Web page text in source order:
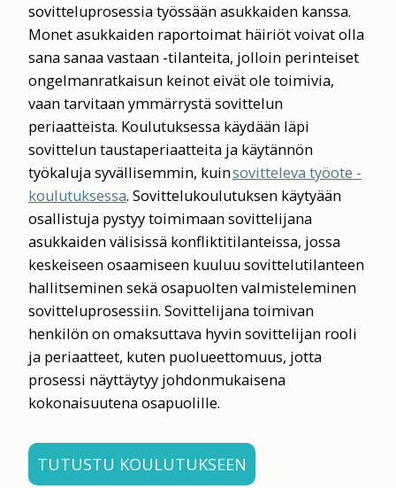
sovitteluprosessia työssään asukkaiden kanssa.
Monet asukkaiden raportoimat häiriöt voivat olla
sana sanaa vastaan -tilanteita, jolloin perinteiset
ongelmanratkaisun keinot eivät ole toimivia,
vaan tarvitaan ymmärrystä sovittelun
periaatteista. Koulutuksessa käydään läpi
sovittelun taustaperiaatteita ja käytännön
työkaluja syvällisemmin, kuinsovitteleva työote -
koulutuksessa. Sovittelukoulutuksen käytyään
osallistuja pystyy toimimaan sovittelijana
asukkaiden välisissä konfliktitilanteissa, jossa
keskeiseen osaamiseen kuuluu sovittelutilanteen
hallitseminen sekä osapuolten valmisteleminen
sovitteluprosessiin. Sovittelijana toimivan
henkilön on omaksuttava hyvin sovittelijan rooli
ja periaatteet, kuten puolueettomuus, jotta
prosessi näyttäytyy johdonmukaisena
kokonaisuutena osapuolille.
TUTUSTU KOULUTUKSEEN